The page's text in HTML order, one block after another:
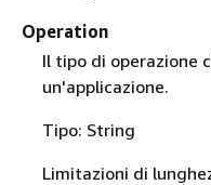
Operation
Il tipo di operazione
un'applicazione.
Tipo: String
Limitazioni di